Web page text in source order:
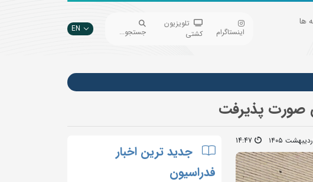
ها
اینستاگرام
تلویزیون
کشتی
جستجو... EN
صورت پذیرفت
14:47
جدید ترین اخبار
فدراسیون